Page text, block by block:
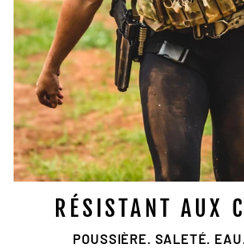
RÉSISTANT AUX
POUSSIÈRE. SALETÉ.